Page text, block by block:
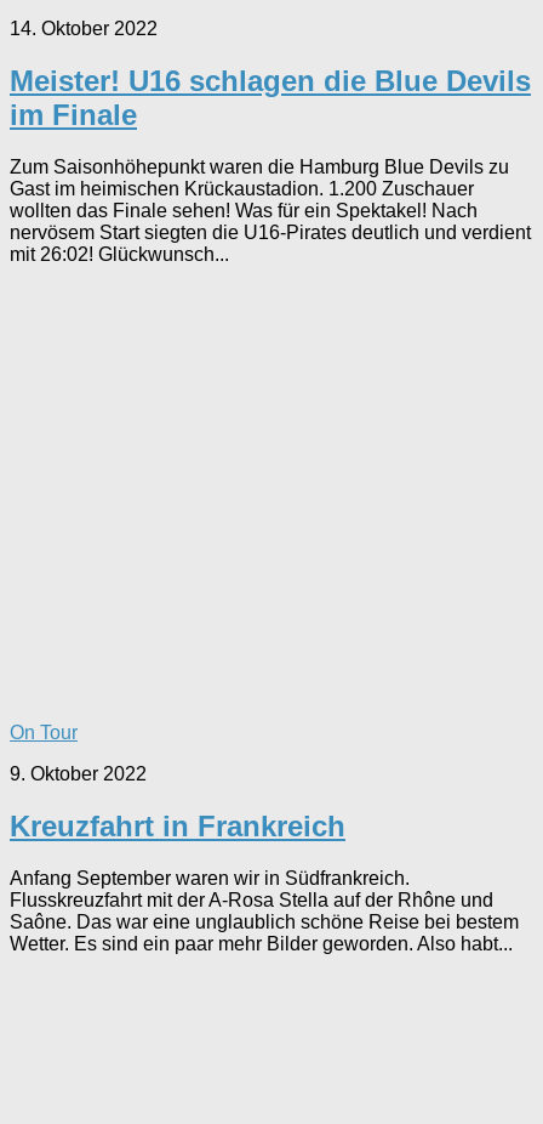
14. Oktober 2022
Meister! U16 schlagen die Blue Devils
im Finale
Zum Saisonhöhepunkt waren die Hamburg Blue Devils zu
Gast im heimischen Krückaustadion. 1.200 Zuschauer
wollten das Finale sehen! Was für ein Spektakel! Nach
nervösem Start siegten die U16-Pirates deutlich und verdient
mit 26:02! Glückwunsch...
On Tour
9. Oktober 2022
Kreuzfahrt in Frankreich
Anfang September waren wir in Südfrankreich.
Flusskreuzfahrt mit der A-Rosa Stella auf der Rhône und
Saône. Das war eine unglaublich schöne Reise bei bestem
Wetter. Es sind ein paar mehr Bilder geworden. Also habt...